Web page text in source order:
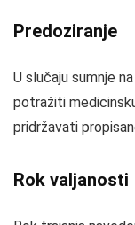
Predoziranje
U slučaju sumnje
potražiti
pridržavati
Rok valjanosti